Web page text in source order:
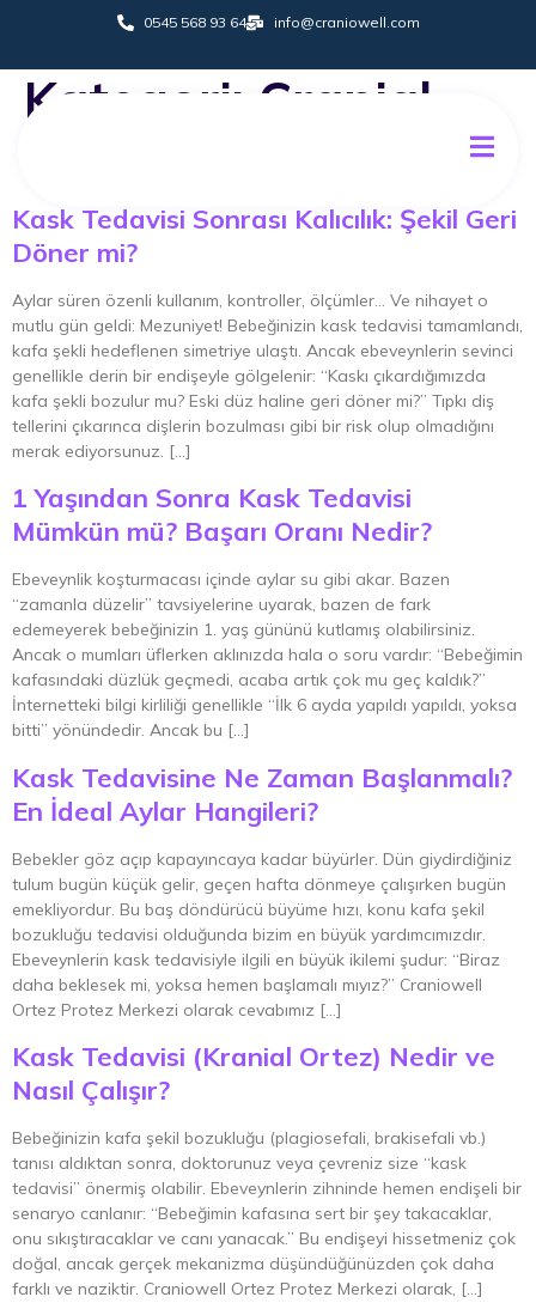
0545 568 93 64 info@craniowell.com
Kategori: Cranial
Kask Tedavisi Sonrası Kalıcılık: Şekil Geri
Döner mi?
Aylar süren özenli kullanım, kontroller, ölçümler… Ve nihayet o
mutlu gün geldi: Mezuniyet! Bebeğinizin kask tedavisi tamamlandı,
kafa şekli hedeflenen simetriye ulaştı. Ancak ebeveynlerin sevinci
genellikle derin bir endişeyle gölgelenir: “Kaskı çıkardığımızda
kafa şekli bozulur mu? Eski düz haline geri döner mi?” Tıpkı diş
tellerini çıkarınca dişlerin bozulması gibi bir risk olup olmadığını
merak ediyorsunuz. […]
1 Yaşından Sonra Kask Tedavisi
Mümkün mü? Başarı Oranı Nedir?
Ebeveynlik koşturmacası içinde aylar su gibi akar. Bazen
“zamanla düzelir” tavsiyelerine uyarak, bazen de fark
edemeyerek bebeğinizin 1. yaş gününü kutlamış olabilirsiniz.
Ancak o mumları üflerken aklınızda hala o soru vardır: “Bebeğimin
kafasındaki düzlük geçmedi, acaba artık çok mu geç kaldık?”
İnternetteki bilgi kirliliği genellikle “İlk 6 ayda yapıldı yapıldı, yoksa
bitti” yönündedir. Ancak bu […]
Kask Tedavisine Ne Zaman Başlanmalı?
En İdeal Aylar Hangileri?
Bebekler göz açıp kapayıncaya kadar büyürler. Dün giydirdiğiniz
tulum bugün küçük gelir, geçen hafta dönmeye çalışırken bugün
emekliyordur. Bu baş döndürücü büyüme hızı, konu kafa şekil
bozukluğu tedavisi olduğunda bizim en büyük yardımcımızdır.
Ebeveynlerin kask tedavisiyle ilgili en büyük ikilemi şudur: “Biraz
daha beklesek mi, yoksa hemen başlamalı mıyız?” Craniowell
Ortez Protez Merkezi olarak cevabımız […]
Kask Tedavisi (Kranial Ortez) Nedir ve
Nasıl Çalışır?
Bebeğinizin kafa şekil bozukluğu (plagiosefali, brakisefali vb.)
tanısı aldıktan sonra, doktorunuz veya çevreniz size “kask
tedavisi” önermiş olabilir. Ebeveynlerin zihninde hemen endişeli bir
senaryo canlanır: “Bebeğimin kafasına sert bir şey takacaklar,
onu sıkıştıracaklar ve canı yanacak.” Bu endişeyi hissetmeniz çok
doğal, ancak gerçek mekanizma düşündüğünüzden çok daha
farklı ve naziktir. Craniowell Ortez Protez Merkezi olarak, […]